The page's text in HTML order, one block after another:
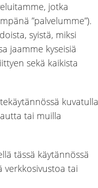
jotka
”palvelumme”).
syistä, miksi
jaamme kyseisiä
sekä kaikista
kuvatulla
tai muilla
tässä käytännössä
verkkosivustoa tai